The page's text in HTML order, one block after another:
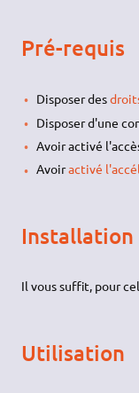
Pré-requis
Disposer des
Disposer d'une
Avoir activé
Avoiractivé
Installation
Il vous suffit, pour
Utilisation